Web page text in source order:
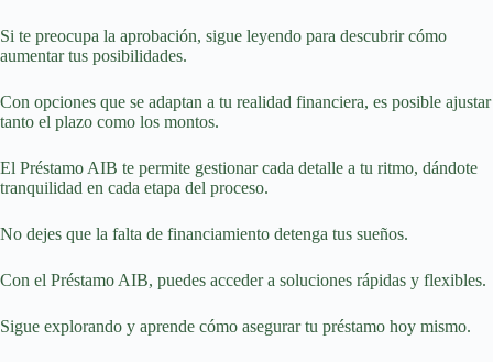
Si te preocupa la aprobación, sigue leyendo para descubrir cómo
aumentar tus posibilidades.
Con opciones que se adaptan a tu realidad financiera, es posible ajustar
tanto el plazo como los montos.
El Préstamo AIB te permite gestionar cada detalle a tu ritmo, dándote
tranquilidad en cada etapa del proceso.
No dejes que la falta de financiamiento detenga tus sueños.
Con el Préstamo AIB, puedes acceder a soluciones rápidas y flexibles.
Sigue explorando y aprende cómo asegurar tu préstamo hoy mismo.